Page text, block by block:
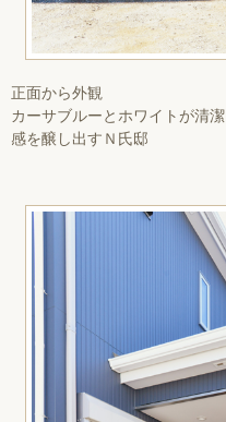
正面から外観
カーサブルーとホワイトが清潔
感を醸し出すＮ氏邸